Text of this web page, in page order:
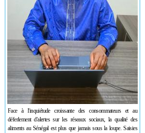
Face à l'inquiétude croissante des consommateurs et au
déferlement d'alertes sur les réseaux sociaux, la qualité des
aliments au Sénégal est plus que jamais sous la loupe. Saisies